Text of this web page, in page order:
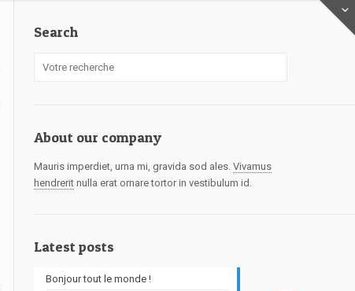
Search
About our company
Mauris imperdiet, urna mi, gravida sod ales. Vivamus
hendreritnulla erat ornare tortor in vestibulum id.
Latest posts
Bonjour tout le monde !